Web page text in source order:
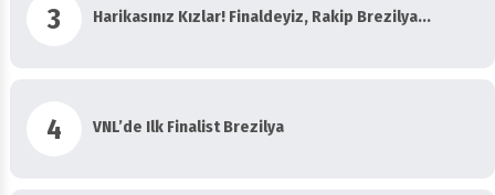
3 Harikasınız Kızlar! Finaldeyiz, Rakip Brezilya...
4 VNL’de Ilk Finalist Brezilya